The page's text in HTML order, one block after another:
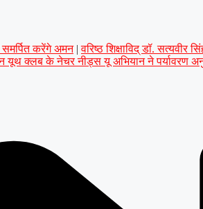
समर्पित करेंगे अमन | वरिष्ठ शिक्षाविद् डॉ. सत्यवीर
यूथ क्लब के नेचर नीड्स यू अभियान ने पर्यावरण